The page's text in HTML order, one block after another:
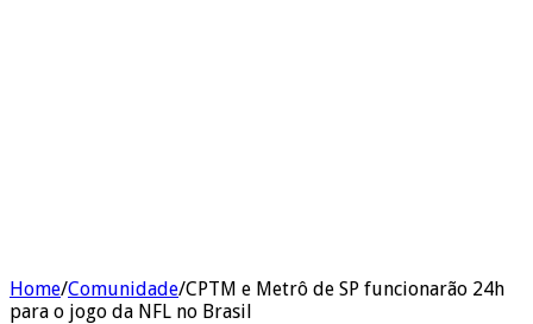
Home/Comunidade/CPTM e Metrô de SP funcionarão 24h
para o jogo da NFL no Brasil